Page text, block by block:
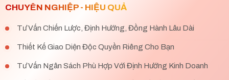
CHUYÊN NGHIỆP - HIỆU QUẢ
Tư Vấn Chiến Lược, Định Hướng, Đồng Hành Lâu Dài
Thiết Kế Giao Diện Độc Quyền Riêng Cho Bạn
Tư Vấn Ngân Sách Phù Hợp Với Định Hướng Kinh Doanh